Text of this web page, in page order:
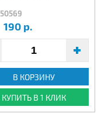
50569
190 р.
В КОРЗИНУ
КУПИТЬ В 1 КЛИК